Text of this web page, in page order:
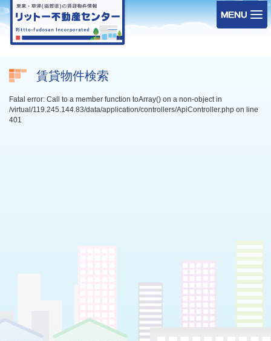
賃貸物件検索
Fatal error: Call to a member function toArray() on a non-object in
/virtual/119.245.144.83/data/application/controllers/ApiController.php on line
401